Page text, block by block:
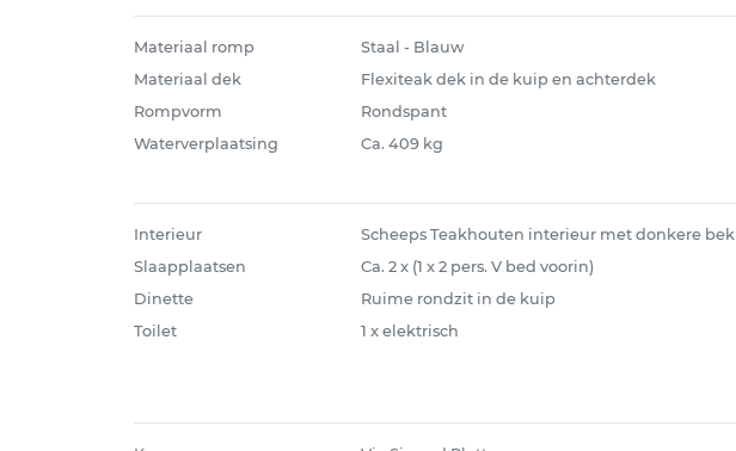
Materiaal romp
Staal - Blauw
Materiaal dek
Flexiteak dek in de kuip en achterdek
Rompvorm
Rondspant
Waterverplaatsing
Ca. 409 kg
Interieur
Scheeps Teakhouten interieur met donkere
Slaapplaatsen
Ca. 2 x (1 x 2 pers. V bed voorin)
Dinette
Ruime rondzit in de kuip
Toilet
1 x elektrisch